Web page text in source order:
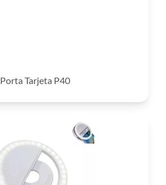
Porta Tarjeta P40